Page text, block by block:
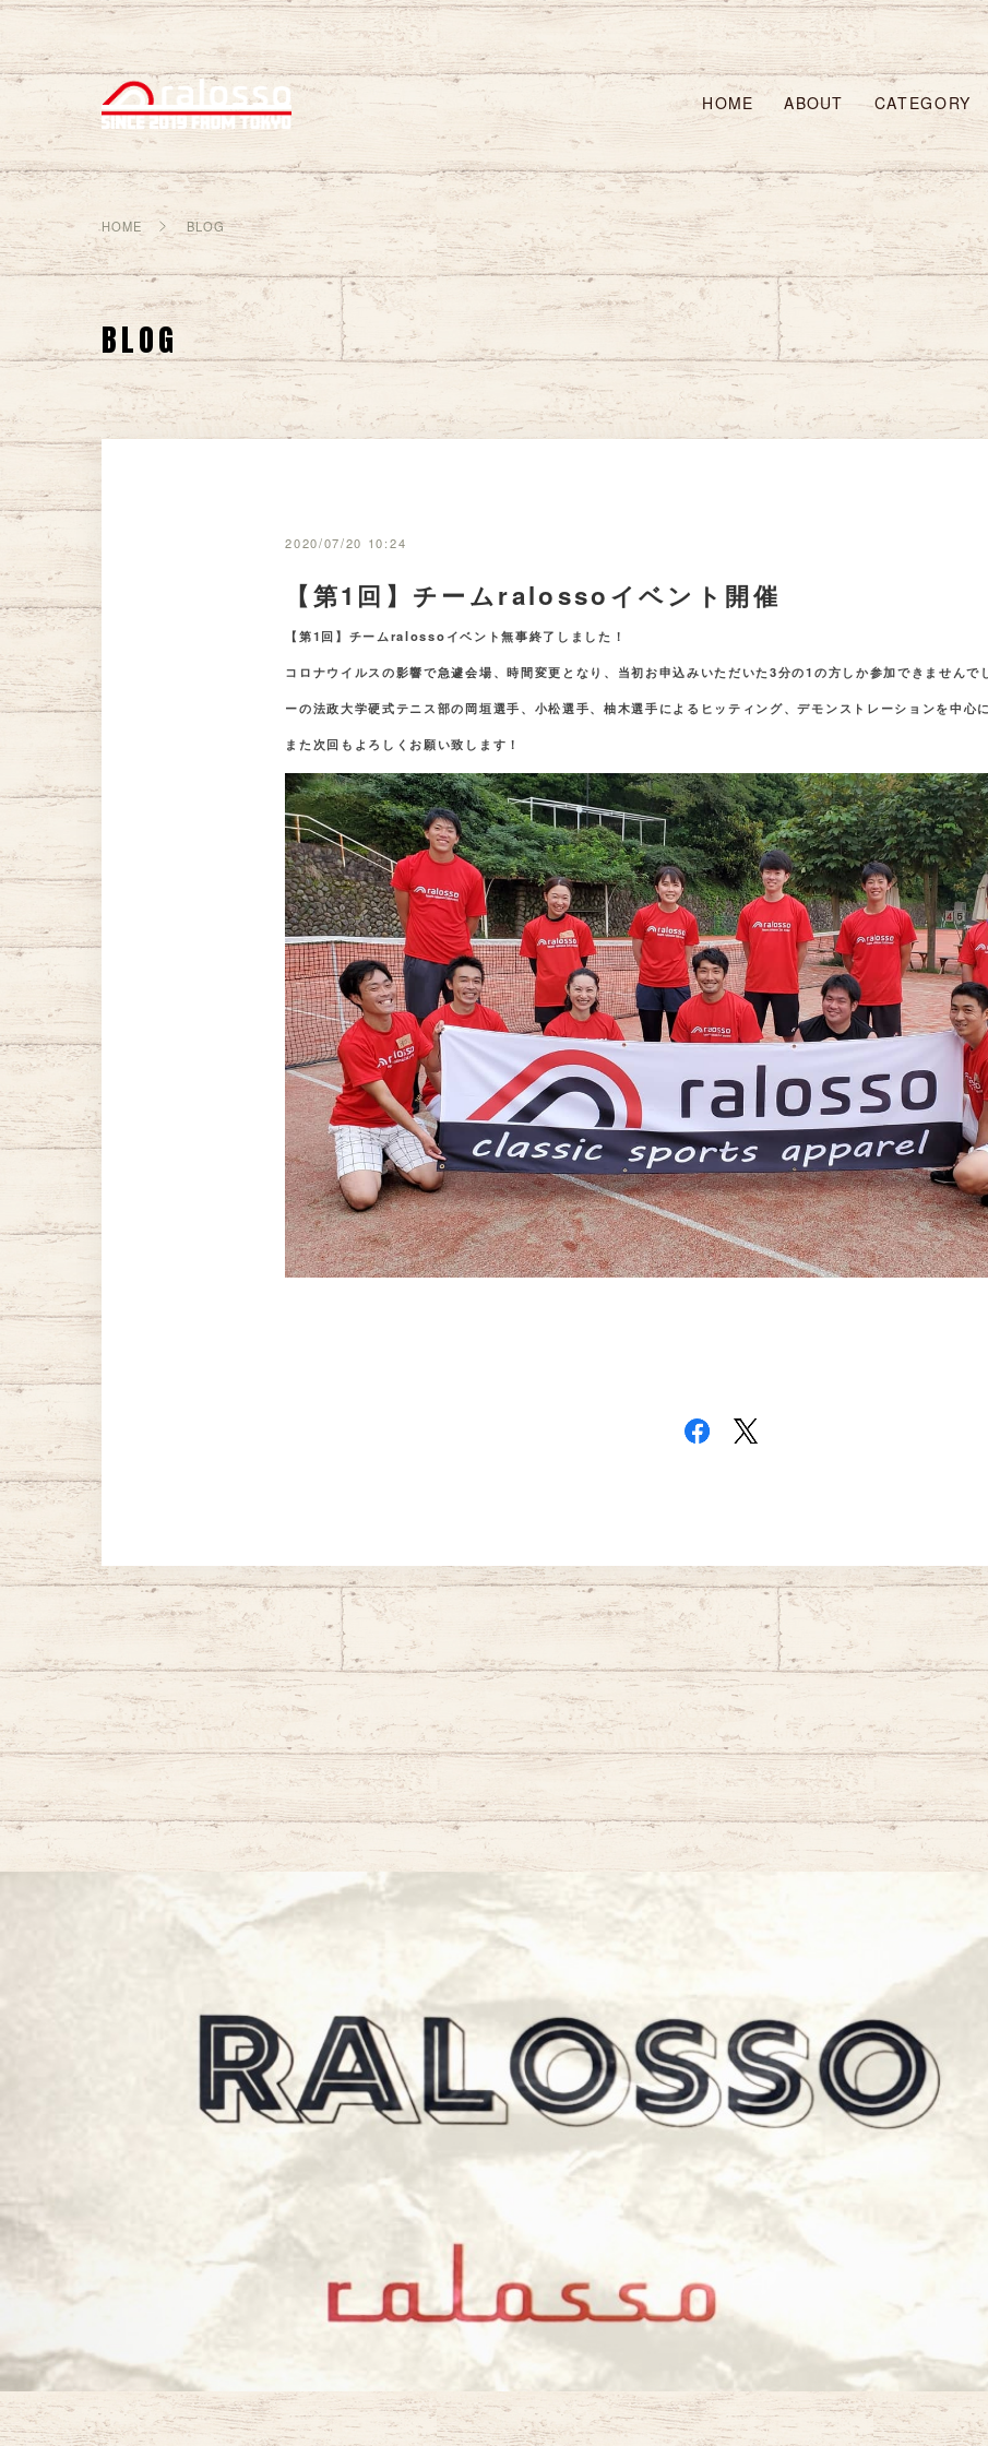
HOME ABOUT CATEGORY
HOME BLOG
BLOG
【第1回】チームralossoイベント開催
2020/07/20 10:24
【第1回】チームralossoイベント無事終了しました！
コロナウイルスの影響で急遽会場、時間変更となり、当初お申込みいただいた3分の1の方しか参加できませんで
ーの法政大学硬式テニス部の岡垣選手、小松選手、柚木選手によるヒッティング、デモンストレーションを中心
また次回もよろしくお願い致します！